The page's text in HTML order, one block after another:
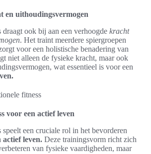
en uithoudingsvermogen
draagt ook bij aan een verhoogde kracht
. Het traint meerdere spiergroepen
voor een holistische benadering van
niet alleen de fysieke kracht, maar ook
wat essentieel is voor een
voor een actief leven
een cruciale rol in het bevorderen
actief leven. Deze trainingsvorm richt zich
van fysieke vaardigheden, maar